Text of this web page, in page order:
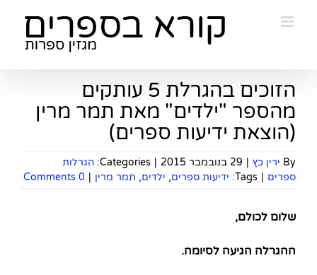
הזוכים בהגרלת 5 עותקים
מהספר "ילדים" מאת תמר מרין
(הוצאת ידיעות ספרים)
By ירין כץ | 29 בנובמבר 2015 |
Categories: הגרלות
ספרים |
Tags: ידיעות ספרים, ילדים, תמר מרין |
0 Comments
שלום לכולם,
ההגרלה הגיעה לסיומה.